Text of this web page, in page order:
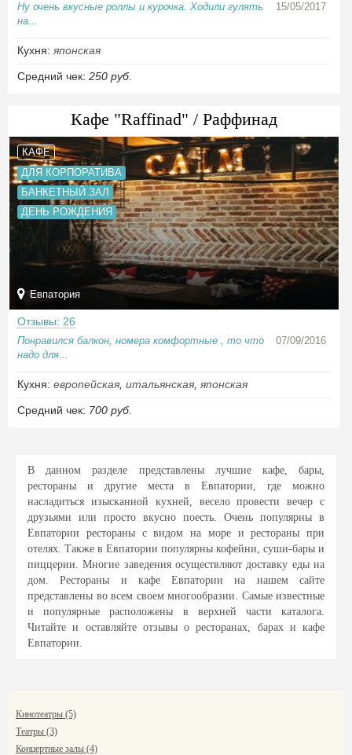
Ну очень вкусные роллы и курочка. Ходили гулять
на...
15/05/2017
Кухня: японская
Средний чек: 250 руб.
Кафе "Raffinad" / Раффинад
КАФЕ
ДЛЯ КОРПОРАТИВА
БАНКЕТНЫЙ ЗАЛ
ДЕНЬ РОЖДЕНИЯ
Евпатория
Отзывы: 26
Понравился балкон, номера комфортные , то что
надо для...
07/09/2016
Кухня: европейская итальянская японская
Средний чек: 700 руб.
В данном разделе представлены лучшие кафе, бары,
рестораны и другие места в Евпатории, где можно
насладиться изысканной кухней, весело провести вечер с
друзьями или просто вкусно поесть. Очень популярны в
Евпатории рестораны с видом на море и рестораны при
отелях. Также в Евпатории популярны кофейни, суши-бары и
пиццерии. Многие заведения осуществляют доставку еды на
дом. Рестораны и кафе Евпатории на нашем сайте
представлены во всем своем многообразии. Самые известные
и популярные расположены в верхней части каталога.
Читайте и оставляйте отзывы о ресторанах, барах и кафе
Евпатории.
Кинотеатры (5)
Театры (3)
Концертные залы (4)